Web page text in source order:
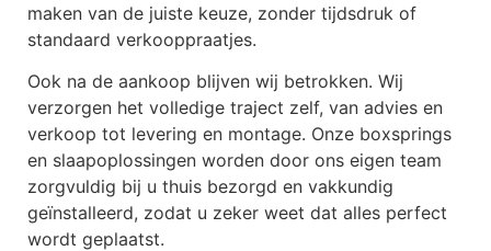
maken van de juiste keuze, zonder tijdsdruk of
standaard verkooppraatjes.
Ook na de aankoop blijven wij betrokken. Wij
verzorgen het volledige traject zelf, van advies en
verkoop tot levering en montage. Onze boxsprings
en slaapoplossingen worden door ons eigen team
zorgvuldig bij u thuis bezorgd en vakkundig
geïnstalleerd, zodat u zeker weet dat alles perfect
wordt geplaatst.